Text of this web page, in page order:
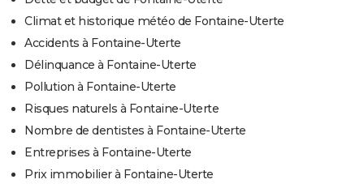
Climat et historique météo de Fontaine-Uterte
Accidents à Fontaine-Uterte
Délinquance à Fontaine-Uterte
Pollution à Fontaine-Uterte
Risques naturels à Fontaine-Uterte
Nombre de dentistes à Fontaine-Uterte
Entreprises à Fontaine-Uterte
Prix immobilier à Fontaine-Uterte